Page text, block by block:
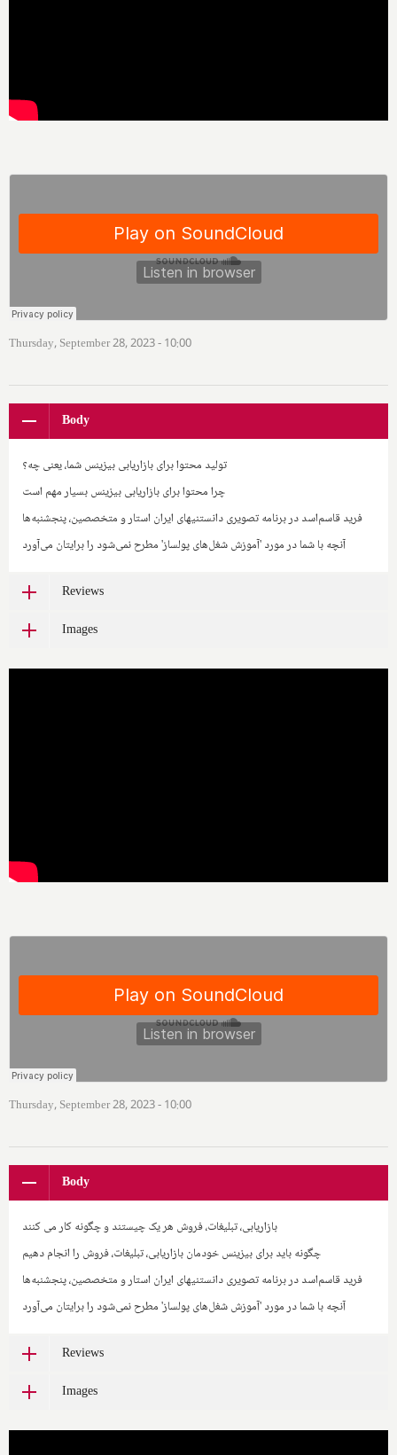
Thursday, September 28, 2023 - 10:00
Body
تولید محتوا برای بازاریابی بیزینس شما، یعنی چه؟
چرا محتوا برای بازاریابی بیزینس بسیار مهم است
فرید قاسم‌اسد در برنامه تصویری دانستنیهای ایران استار و متخصصین، پنجشنبه‌ها
آنچه با شما در مورد 'آموزش شغل‌های پولساز' مطرح نمی‌شود را برایتان می‌آورد
Reviews
Images
Thursday, September 28, 2023 - 10:00
Body
بازاریابی، تبلیغات، فروش هر یک چیستند و چگونه کار می کنند
چگونه باید برای بیزینس خودمان بازاریابی، تبلیغات، فروش را انجام دهیم
فرید قاسم‌اسد در برنامه تصویری دانستنیهای ایران استار و متخصصین، پنجشنبه‌ها
آنچه با شما در مورد 'آموزش شغل‌های پولساز' مطرح نمی‌شود را برایتان می‌آورد
Reviews
Images